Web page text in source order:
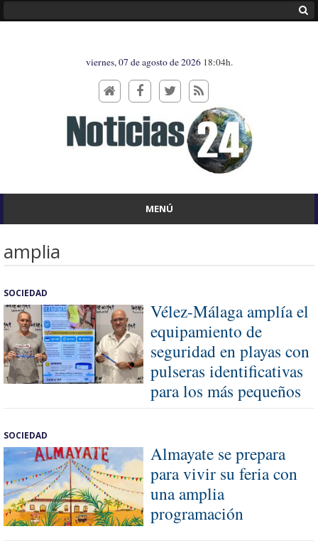
viernes, 07 de agosto de 2026 18:04h.
MENÚ
amplia
SOCIEDAD
Vélez-Málaga amplía el
equipamiento de
seguridad en playas con
pulseras identificativas
para los más pequeños
SOCIEDAD
Almayate se prepara
para vivir su feria con
una amplia
programación